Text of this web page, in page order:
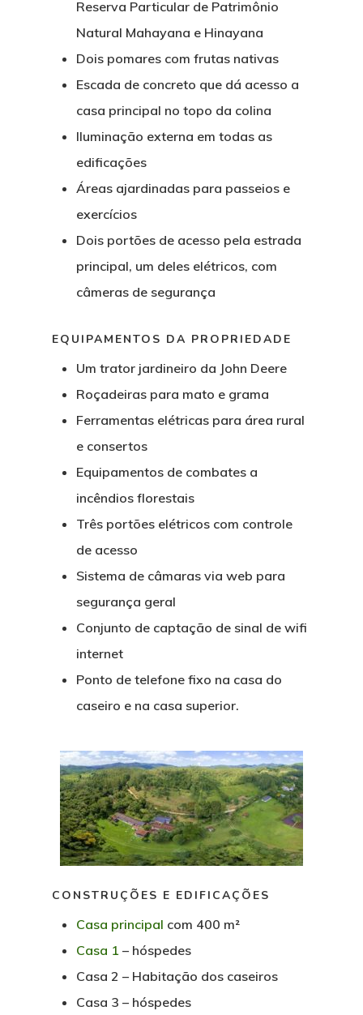
Reserva Particular de Patrimônio
Natural Mahayana e Hinayana
Dois pomares com frutas nativas
Escada de concreto que dá acesso a
casa principal no topo da colina
Iluminação externa em todas as
edificações
Áreas ajardinadas para passeios e
exercícios
Dois portões de acesso pela estrada
principal, um deles elétricos, com
câmeras de segurança
EQUIPAMENTOS DA PROPRIEDADE
Um trator jardineiro da John Deere
Roçadeiras para mato e grama
Ferramentas elétricas para área rural
e consertos
Equipamentos de combates a
incêndios florestais
Três portões elétricos com controle
de acesso
Sistema de câmaras via web para
segurança geral
Conjunto de captação de sinal de wifi
internet
Ponto de telefone fixo na casa do
caseiro e na casa superior.
CONSTRUÇÕES E EDIFICAÇÕES
Casa principal com 400 m²
Casa 1 – hóspedes
Casa 2 – Habitação dos caseiros
Casa 3 – hóspedes